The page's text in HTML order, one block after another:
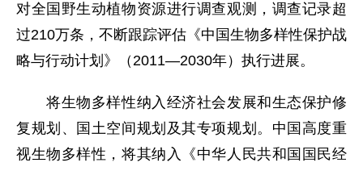
对全国野生动植物资源进行调查观测，调查记录超
过210万条，不断跟踪评估《中国生物多样性保护战
略与行动计划》（2011—2030年）执行进展。
将生物多样性纳入经济社会发展和生态保护修
复规划、国土空间规划及其专项规划。中国高度重
视生物多样性，将其纳入《中华人民共和国国民经